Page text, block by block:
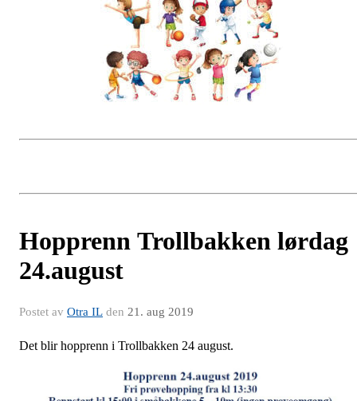
Hopprenn Trollbakken lørdag
24.august
Postet av Otra IL den 21. aug 2019
Det blir hopprenn i Trollbakken 24 august.